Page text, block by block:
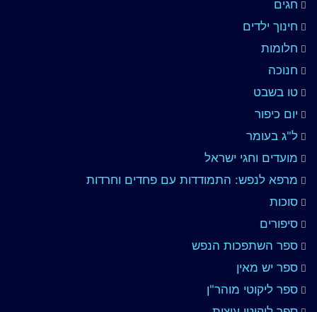
חגים
חינוך ילדים
חלומות
חנוכה
טו בשבט
יום כיפור
ל"ג בעומר
מועדים וחגי ישראל
מרפא לנפש: התמודדות עם פחדים וחרדות
סוכות
סיפורים
ספר השתפכות הנפש
ספר יש מאין
ספר ליקוטי מוהר"ן